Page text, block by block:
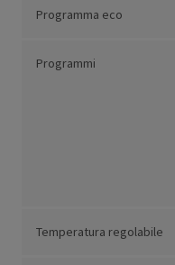
Programma eco
Programmi
Temperatura regolabile